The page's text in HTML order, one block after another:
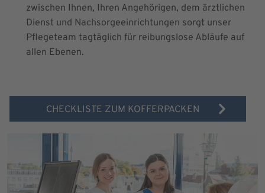
zwischen Ihnen, Ihren Angehörigen, dem ärztlichen
Dienst und Nachsorgeeinrichtungen sorgt unser
Pflegeteam tagtäglich für reibungslose Abläufe auf
allen Ebenen.
CHECKLISTE ZUM KOFFERPACKEN